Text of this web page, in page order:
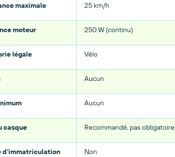
maximale 25 km/h
moteur 250 W (continu)
légale Vélo
Aucun
Aucun
casque Recommandé, pas obligatoire
d'immatriculation Non